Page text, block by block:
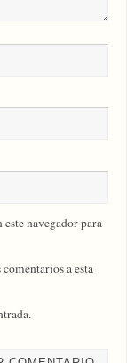
navegador para
a esta